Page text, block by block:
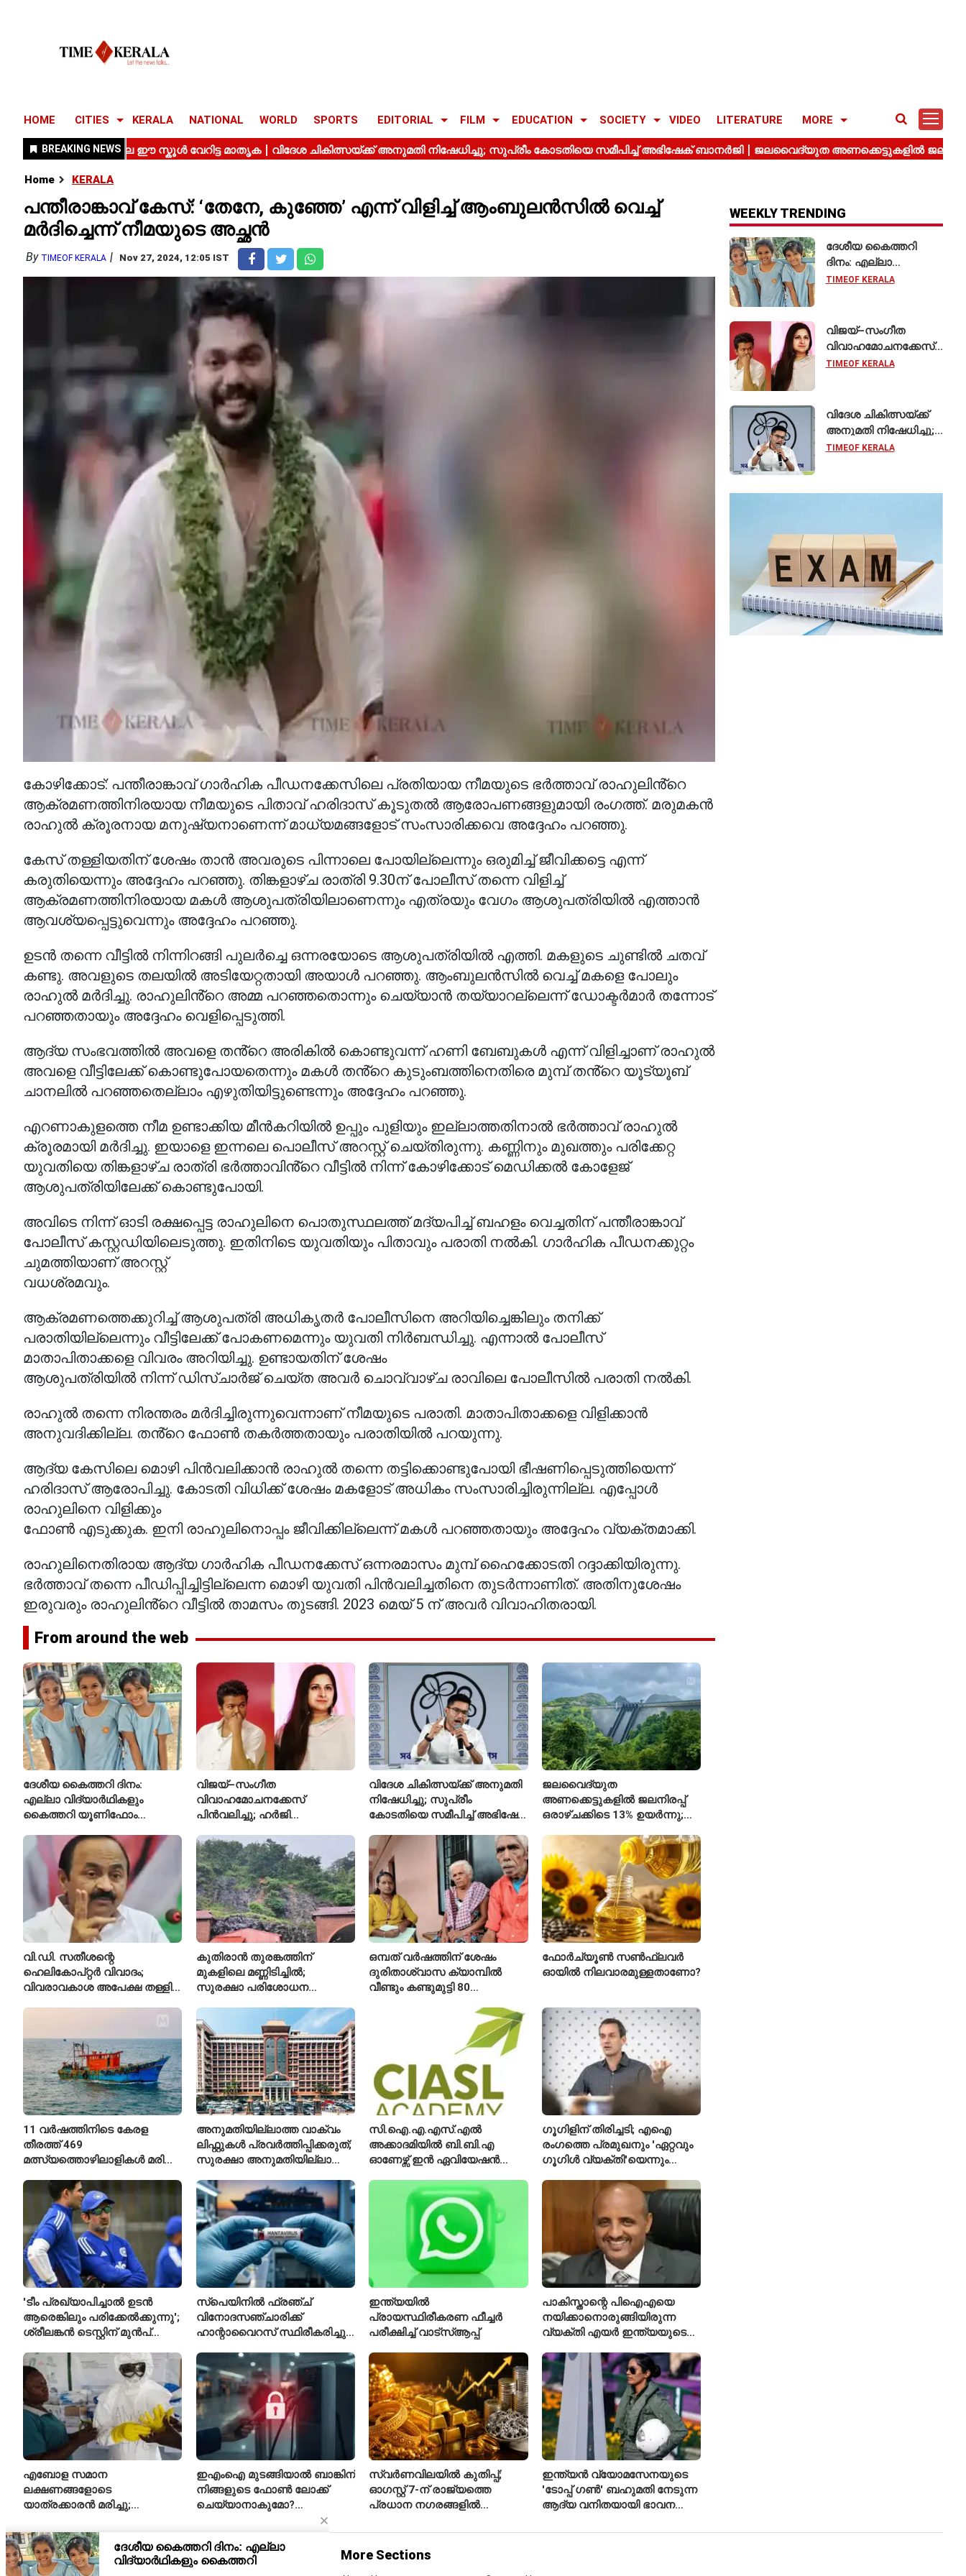
HOME CITIES KERALA NATIONAL WORLD SPORTS EDITORIAL FILM EDUCATION SOCIETY VIDEO LITERATURE MORE
Home KERALA
പന്തീരാങ്കാവ് കേസ്: ‘തേനേ, കുഞ്ഞേ’ എന്ന് വിളിച്ച് ആംബുലൻസിൽ വെച്ച്
മർദിച്ചെന്ന് നീമയുടെ അച്ഛൻ
By TIMEOF KERALA Nov 27, 2024, 12:05 IST
കോഴിക്കോട്: പന്തീരാങ്കാവ് ഗാർഹിക പീഡനക്കേസിലെ പ്രതിയായ നീമയുടെ ഭർത്താവ് രാഹുലിൻ്റെ
ആക്രമണത്തിനിരയായ നീമയുടെ പിതാവ് ഹരിദാസ് കൂടുതൽ ആരോപണങ്ങളുമായി രംഗത്ത്. മരുമകൻ
രാഹുൽ ക്രൂരനായ മനുഷ്യനാണെന്ന് മാധ്യമങ്ങളോട് സംസാരിക്കവെ അദ്ദേഹം പറഞ്ഞു.
കേസ് തള്ളിയതിന് ശേഷം താൻ അവരുടെ പിന്നാലെ പോയില്ലെന്നും ഒരുമിച്ച് ജീവിക്കട്ടെ എന്ന്
കരുതിയെന്നും അദ്ദേഹം പറഞ്ഞു. തിങ്കളാഴ്‌ച രാത്രി 9.30ന് പോലീസ് തന്നെ വിളിച്ച്
ആക്രമണത്തിനിരയായ മകൾ ആശുപത്രിയിലാണെന്നും എത്രയും വേഗം ആശുപത്രിയിൽ എത്താൻ
ആവശ്യപ്പെട്ടുവെന്നും അദ്ദേഹം പറഞ്ഞു.
ഉടൻ തന്നെ വീട്ടിൽ നിന്നിറങ്ങി പുലർച്ചെ ഒന്നരയോടെ ആശുപത്രിയിൽ എത്തി. മകളുടെ ചുണ്ടിൽ ചതവ്
കണ്ടു. അവളുടെ തലയിൽ അടിയേറ്റതായി അയാൾ പറഞ്ഞു. ആംബുലൻസിൽ വെച്ച് മകളെ പോലും
രാഹുൽ മർദിച്ചു. രാഹുലിൻ്റെ അമ്മ പറഞ്ഞതൊന്നും ചെയ്യാൻ തയ്യാറല്ലെന്ന് ഡോക്ടർമാർ തന്നോട്
പറഞ്ഞതായും അദ്ദേഹം വെളിപ്പെടുത്തി.
ആദ്യ സംഭവത്തിൽ അവളെ തൻ്റെ അരികിൽ കൊണ്ടുവന്ന് ഹണി ബേബുകൾ എന്ന് വിളിച്ചാണ് രാഹുൽ
അവളെ വീട്ടിലേക്ക് കൊണ്ടുപോയതെന്നും മകൾ തൻ്റെ കുടുംബത്തിനെതിരെ മുമ്പ് തൻ്റെ യൂട്യൂബ്
ചാനലിൽ പറഞ്ഞതെല്ലാം എഴുതിയിട്ടുണ്ടെന്നും അദ്ദേഹം പറഞ്ഞു.
എറണാകുളത്തെ നീമ ഉണ്ടാക്കിയ മീൻകറിയിൽ ഉപ്പും പുളിയും ഇല്ലാത്തതിനാൽ ഭർത്താവ് രാഹുൽ
ക്രൂരമായി മർദിച്ചു. ഇയാളെ ഇന്നലെ പൊലീസ് അറസ്റ്റ് ചെയ്തിരുന്നു. കണ്ണിനും മുഖത്തും പരിക്കേറ്റ
യുവതിയെ തിങ്കളാഴ്ച രാത്രി ഭർത്താവിൻ്റെ വീട്ടിൽ നിന്ന് കോഴിക്കോട് മെഡിക്കൽ കോളേജ്
ആശുപത്രിയിലേക്ക് കൊണ്ടുപോയി.
അവിടെ നിന്ന് ഓടി രക്ഷപ്പെട്ട രാഹുലിനെ പൊതുസ്ഥലത്ത് മദ്യപിച്ച് ബഹളം വെച്ചതിന് പന്തീരാങ്കാവ്
പോലീസ് കസ്റ്റഡിയിലെടുത്തു. ഇതിനിടെ യുവതിയും പിതാവും പരാതി നൽകി. ഗാർഹിക പീഡനക്കുറ്റം
ചുമത്തിയാണ് അറസ്റ്റ്
വധശ്രമവും.
ആക്രമണത്തെക്കുറിച്ച് ആശുപത്രി അധികൃതർ പോലീസിനെ അറിയിച്ചെങ്കിലും തനിക്ക്
പരാതിയില്ലെന്നും വീട്ടിലേക്ക് പോകണമെന്നും യുവതി നിർബന്ധിച്ചു. എന്നാൽ പോലീസ്
മാതാപിതാക്കളെ വിവരം അറിയിച്ചു. ഉണ്ടായതിന് ശേഷം
ആശുപത്രിയിൽ നിന്ന് ഡിസ്ചാർജ് ചെയ്ത അവർ ചൊവ്വാഴ്ച രാവിലെ പോലീസിൽ പരാതി നൽകി.
രാഹുൽ തന്നെ നിരന്തരം മർദിച്ചിരുന്നുവെന്നാണ് നീമയുടെ പരാതി. മാതാപിതാക്കളെ വിളിക്കാൻ
അനുവദിക്കില്ല. തൻ്റെ ഫോൺ തകർത്തതായും പരാതിയിൽ പറയുന്നു.
ആദ്യ കേസിലെ മൊഴി പിൻവലിക്കാൻ രാഹുൽ തന്നെ തട്ടിക്കൊണ്ടുപോയി ഭീഷണിപ്പെടുത്തിയെന്ന്
ഹരിദാസ് ആരോപിച്ചു. കോടതി വിധിക്ക് ശേഷം മകളോട് അധികം സംസാരിച്ചിരുന്നില്ല. എപ്പോൾ
രാഹുലിനെ വിളിക്കും
ഫോൺ എടുക്കുക. ഇനി രാഹുലിനൊപ്പം ജീവിക്കില്ലെന്ന് മകൾ പറഞ്ഞതായും അദ്ദേഹം വ്യക്തമാക്കി.
രാഹുലിനെതിരായ ആദ്യ ഗാർഹിക പീഡനക്കേസ് ഒന്നരമാസം മുമ്പ് ഹൈക്കോടതി റദ്ദാക്കിയിരുന്നു.
ഭർത്താവ് തന്നെ പീഡിപ്പിച്ചിട്ടില്ലെന്ന മൊഴി യുവതി പിൻവലിച്ചതിനെ തുടർന്നാണിത്. അതിനുശേഷം
ഇരുവരും രാഹുലിൻ്റെ വീട്ടിൽ താമസം തുടങ്ങി. 2023 മെയ് 5 ന് അവർ വിവാഹിതരായി.
From around the web
ദേശീയ കൈത്തറി ദിനം:
എല്ലാ വിദ്യാർഥികളും
കൈത്തറി യൂണിഫോം
സ്കൂൾ വേറിട്ട മാതൃക
വിജയ്–സംഗീത
വിവാഹമോചനക്കേസ്
പിൻവലിച്ചു; ഹർജി
അവസാനിപ്പിച്ച് കോടതി
വിദേശ ചികിത്സയ്ക്ക് അനുമതി
നിഷേധിച്ചു; സുപ്രീം
കോടതിയെ സമീപിച്ച് അഭിഷേക്
ജലവൈദ്യുത
അണക്കെട്ടുകളിൽ ജലനിരപ്പ്
ഒരാഴ്ചക്കിടെ 13% ഉയർന്നു;
ഇപ്പോഴും കുറവ്
വി.ഡി. സതീശന്റെ
ഹെലികോപ്റ്റർ വിവാദം;
വിവരാവകാശ അപേക്ഷ തള്ളി
കുതിരാൻ തുരങ്കത്തിന്
മുകളിലെ മണ്ണിടിച്ചിൽ;
സുരക്ഷാ പരിശോധന
ഒമ്പത് വർഷത്തിന് ശേഷം
ദുരിതാശ്വാസ ക്യാമ്പിൽ
വീണ്ടും കണ്ടുമുട്ടി 80
ഫോർച്യൂൺ സൺഫ്ലവർ
ഓയിൽ നിലവാരമുള്ളതാണോ?
11 വർഷത്തിനിടെ കേരള
തീരത്ത് 469
മത്സ്യത്തൊഴിലാളികൾ മരിച്ചു;
47,773 പേരെ രക്ഷപ്പെടുത്തി
അനുമതിയില്ലാത്ത വാക്വം
ലിഫ്റ്റുകൾ പ്രവർത്തിപ്പിക്കരുത്;
സുരക്ഷാ അനുമതിയില്ലാത്ത
ഹൈക്കോടതിയുടെ വിലക്ക്
സി.ഐ.എ.എസ്.എൽ
അക്കാദമിയിൽ ബി.ബി.എ
ഓണേഴ്സ് ഇൻ ഏവിയേഷൻ
ഈമാസം 12 വരെ
ഗൂഗിളിന് തിരിച്ചടി; എഐ
രംഗത്തെ പ്രമുഖനും 'ഏറ്റവും
ഗൂഗിൾ വ്യക്തി'യെന്നും
'ടീം പ്രഖ്യാപിച്ചാൽ ഉടൻ
ആരെങ്കിലും പരിക്കേൽക്കുന്നു';
ശ്രീലങ്കൻ ടെസ്റ്റിന് മുൻപ്
മുൻതാരം
സ്പെയിനിൽ ഫ്രഞ്ച്
വിനോദസഞ്ചാരിക്ക്
ഹാന്റാവൈറസ് സ്ഥിരീകരിച്ചു;
പ്രവേശിപ്പിച്ചു
ഇന്ത്യയിൽ
പ്രായസ്ഥിരീകരണ ഫീച്ചർ
പരീക്ഷിച്ച് വാട്‌സ്ആപ്പ്
പാകിസ്താന്റെ പിഐഎയെ
നയിക്കാനൊരുങ്ങിയിരുന്ന
വ്യക്തി എയർ ഇന്ത്യയുടെ
എബോള സമാന
ലക്ഷണങ്ങളോടെ
യാത്രക്കാരൻ മരിച്ചു;
യാത്രക്കാരെ നിരീക്ഷണത്തിൽ
ഇഎംഐ മുടങ്ങിയാൽ ബാങ്കിന്
നിങ്ങളുടെ ഫോൺ ലോക്ക്
ചെയ്യാനാകുമോ?
ആർബിഐയുടെ പുതിയ
സ്വർണവിലയിൽ കുതിപ്പ്;
ഓഗസ്റ്റ് 7-ന് രാജ്യത്തെ
പ്രധാന നഗരങ്ങളിൽ
ഇന്ത്യൻ വ്യോമസേനയുടെ
'ടോപ്പ് ഗൺ' ബഹുമതി നേടുന്ന
ആദ്യ വനിതയായി ഭാവന
WEEKLY TRENDING
ദേശീയ കൈത്തറി
ദിനം: എല്ലാ
വിദ്യാർഥികളും
കേരളത്തിലെ ഈ
സ്കൂൾ വേറിട്ട മാതൃക
TIMEOF KERALA
വിജയ്–സംഗീത
വിവാഹമോചനക്കേസ്
പിൻവലിച്ചു; ഹർജി
കോടതി
TIMEOF KERALA
വിദേശ ചികിത്സയ്ക്ക്
അനുമതി നിഷേധിച്ചു;
സുപ്രീം കോടതിയെ
TIMEOF KERALA
More Sections